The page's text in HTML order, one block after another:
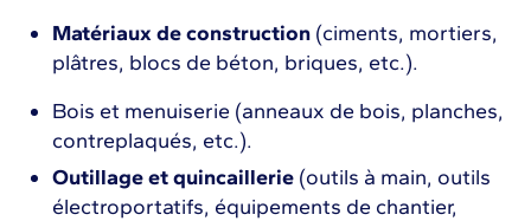
Matériaux de construction (ciments, mortiers,
plâtres, blocs de béton, briques, etc.).
Bois et menuiserie (anneaux de bois, planches,
contreplaqués, etc.).
Outillage et quincaillerie (outils à main, outils
électroportatifs, équipements de chantier,